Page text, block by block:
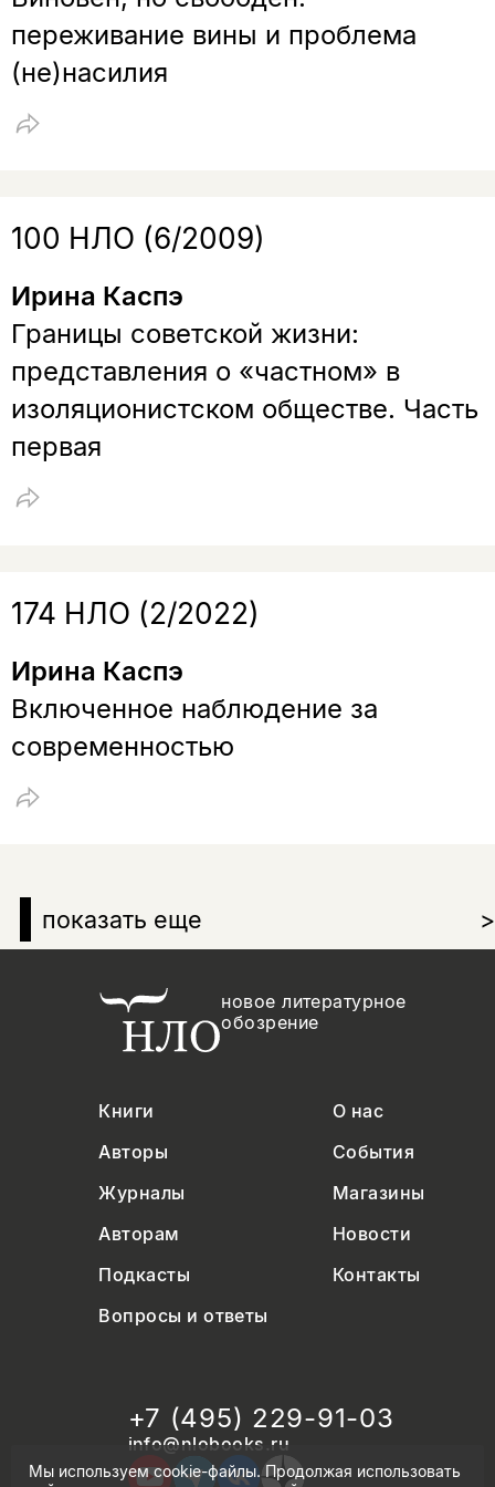
показать еще >
переживание вины и проблема
(не)насилия
100 НЛО (6/2009)
Ирина Каспэ
Границы советской жизни:
представления о «частном» в
изоляционистском обществе. Часть
первая
174 НЛО (2/2022)
Ирина Каспэ
Включенное наблюдение за
современностью
новое литературное
обозрение
Книги
О нас
Авторы
События
Журналы
Магазины
Авторам
Новости
Подкасты
Контакты
Вопросы и ответы
+7 (495) 229-91-03
info@nlobooks.ru
Мы используем cookie-файлы. Продолжая использовать